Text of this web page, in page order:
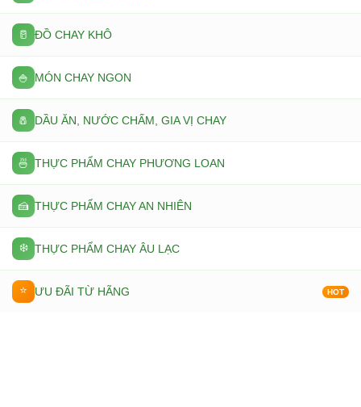
🥛 ĐỒ CHAY KHÔ
🍚 MÓN CHAY NGON
🧂 DẦU ĂN, NƯỚC CHẤM, GIA VỊ CHAY
🍜 THỰC PHẨM CHAY PHƯƠNG LOAN
🍰 THỰC PHẨM CHAY AN NHIÊN
❄️ THỰC PHẨM CHAY ÂU LẠC
⭐ ƯU ĐÃI TỪ HÃNG HOT